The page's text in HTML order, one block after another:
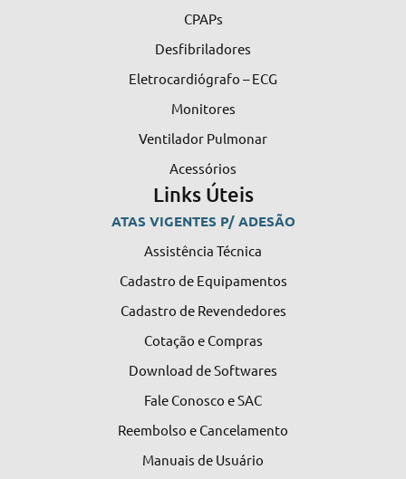
CPAPs
Desfibriladores
Eletrocardiógrafo – ECG
Monitores
Ventilador Pulmonar
Acessórios
Links Úteis
ATAS VIGENTES P/ ADESÃO
Assistência Técnica
Cadastro de Equipamentos
Cadastro de Revendedores
Cotação e Compras
Download de Softwares
Fale Conosco e SAC
Reembolso e Cancelamento
Manuais de Usuário